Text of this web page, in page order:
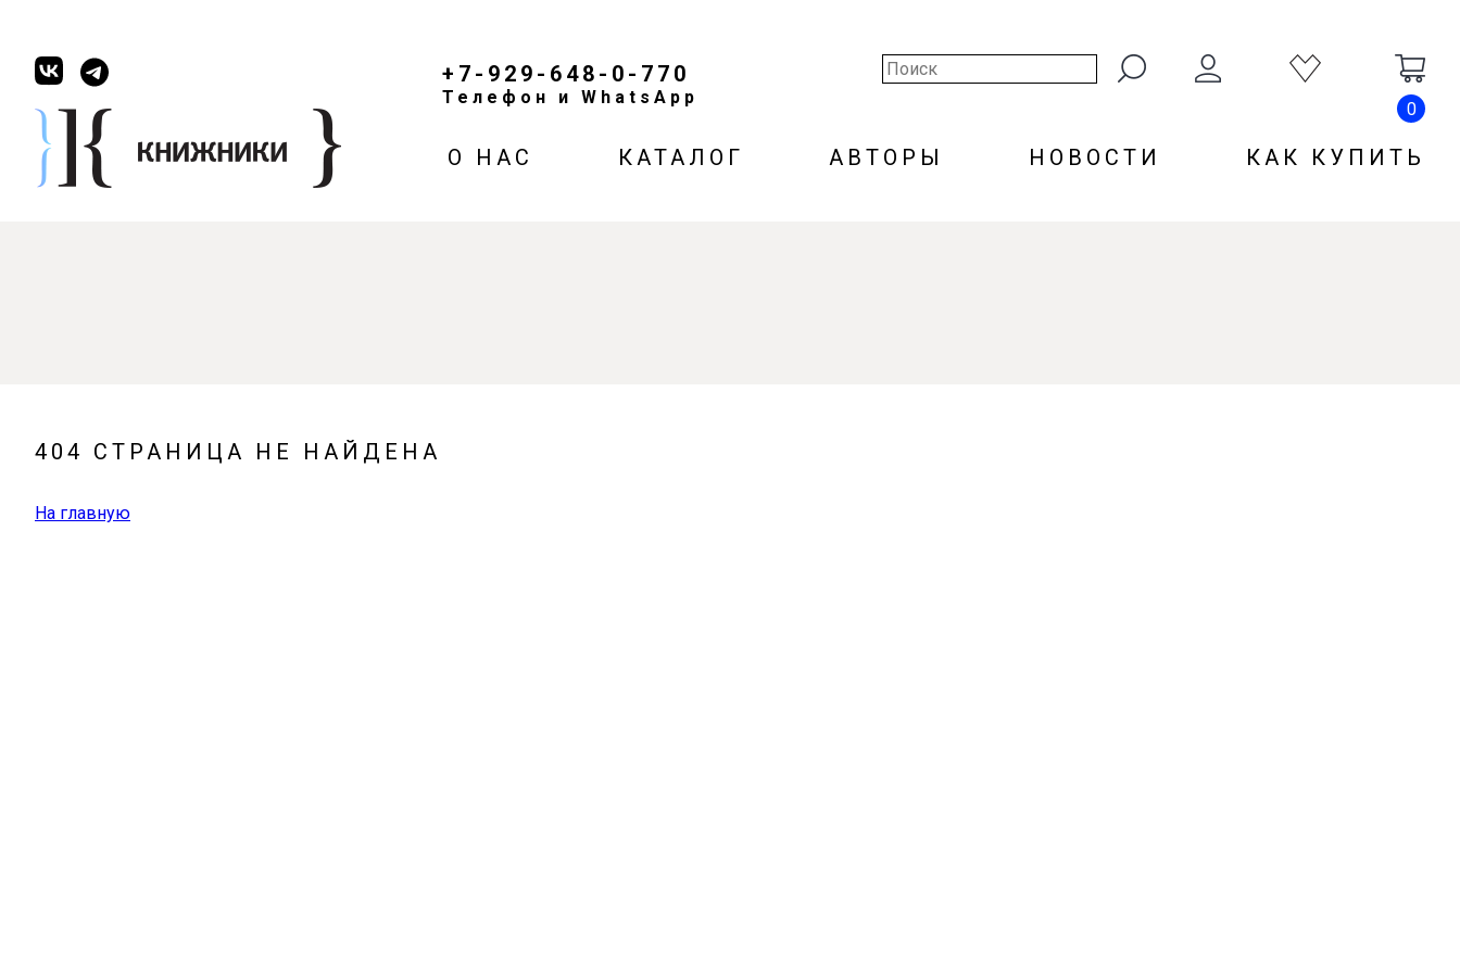
+7-929-648-0-770
Телефон и WhatsApp
0
О НАС КАТАЛОГ АВТОРЫ НОВОСТИ КАК КУПИТЬ
404 СТРАНИЦА НЕ НАЙДЕНА
На главную